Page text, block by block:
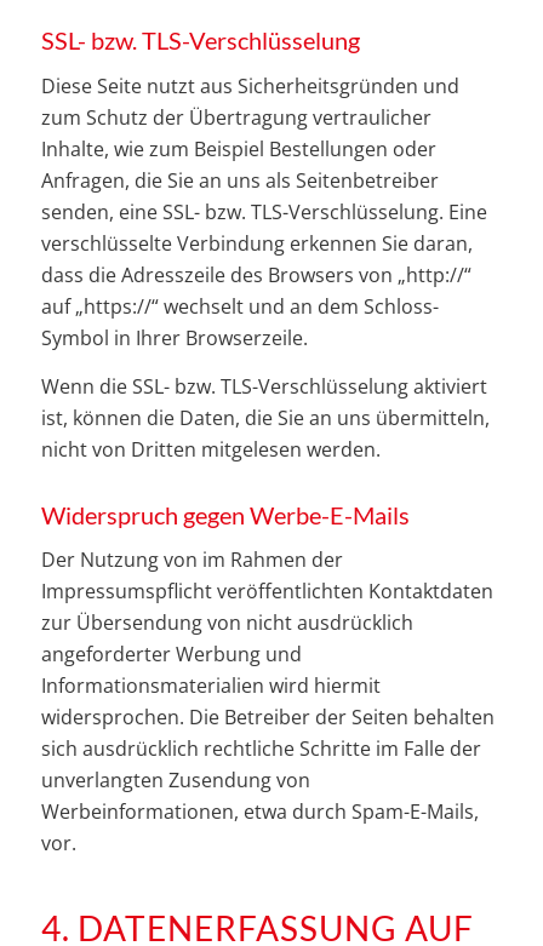
SSL- bzw. TLS-Verschlüsselung
Diese Seite nutzt aus Sicherheitsgründen und
zum Schutz der Übertragung vertraulicher
Inhalte, wie zum Beispiel Bestellungen oder
Anfragen, die Sie an uns als Seitenbetreiber
senden, eine SSL- bzw. TLS-Verschlüsselung. Eine
verschlüsselte Verbindung erkennen Sie daran,
dass die Adresszeile des Browsers von „http://“
auf „https://“ wechselt und an dem Schloss-
Symbol in Ihrer Browserzeile.
Wenn die SSL- bzw. TLS-Verschlüsselung aktiviert
ist, können die Daten, die Sie an uns übermitteln,
nicht von Dritten mitgelesen werden.
Widerspruch gegen Werbe-E-Mails
Der Nutzung von im Rahmen der
Impressumspflicht veröffentlichten Kontaktdaten
zur Übersendung von nicht ausdrücklich
angeforderter Werbung und
Informationsmaterialien wird hiermit
widersprochen. Die Betreiber der Seiten behalten
sich ausdrücklich rechtliche Schritte im Falle der
unverlangten Zusendung von
Werbeinformationen, etwa durch Spam-E-Mails,
vor.
4. DATENERFASSUNG AUF